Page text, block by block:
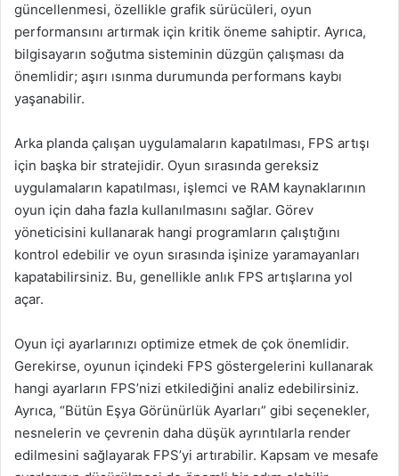
güncellenmesi, özellikle grafik sürücüleri, oyun
performansını artırmak için kritik öneme sahiptir. Ayrıca,
bilgisayarın soğutma sisteminin düzgün çalışması da
önemlidir; aşırı ısınma durumunda performans kaybı
yaşanabilir.
Arka planda çalışan uygulamaların kapatılması, FPS artışı
için başka bir stratejidir. Oyun sırasında gereksiz
uygulamaların kapatılması, işlemci ve RAM kaynaklarının
oyun için daha fazla kullanılmasını sağlar. Görev
yöneticisini kullanarak hangi programların çalıştığını
kontrol edebilir ve oyun sırasında işinize yaramayanları
kapatabilirsiniz. Bu, genellikle anlık FPS artışlarına yol
açar.
Oyun içi ayarlarınızı optimize etmek de çok önemlidir.
Gerekirse, oyunun içindeki FPS göstergelerini kullanarak
hangi ayarların FPS’nizi etkilediğini analiz edebilirsiniz.
Ayrıca, “Bütün Eşya Görünürlük Ayarları” gibi seçenekler,
nesnelerin ve çevrenin daha düşük ayrıntılarla render
edilmesini sağlayarak FPS’yi artırabilir. Kapsam ve mesafe